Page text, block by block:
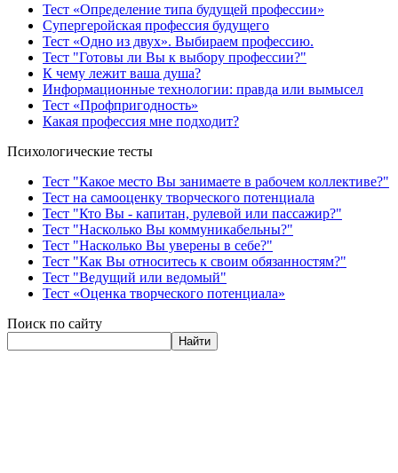
Тест «Определение типа будущей профессии»
Супергеройская профессия будущего
Тест «Одно из двух». Выбираем профессию.
Тест "Готовы ли Вы к выбору профессии?"
К чему лежит ваша душа?
Информационные технологии: правда или вымысел
Тест «Профпригодность»
Какая профессия мне подходит?
Психологические тесты
Тест "Какое место Вы занимаете в рабочем коллективе?"
Тест на самооценку творческого потенциала
Тест "Кто Вы - капитан, рулевой или пассажир?"
Тест "Насколько Вы коммуникабельны?"
Тест "Насколько Вы уверены в себе?"
Тест "Как Вы относитесь к своим обязанностям?"
Тест "Ведущий или ведомый"
Тест «Оценка творческого потенциала»
Поиск по сайту
Найти